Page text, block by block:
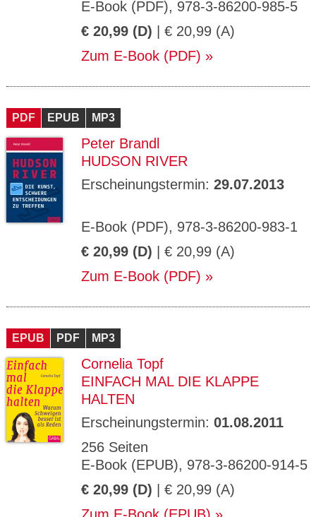
E-Book (PDF), 978-3-86200-985-5
€ 20,99 (D) | € 20,99 (A)
Zum E-Book (PDF)
PDF EPUB MP3
Peter Brandl
HUDSON RIVER
Erscheinungstermin: 29.07.2013
E-Book (PDF), 978-3-86200-983-1
€ 20,99 (D) | € 20,99 (A)
Zum E-Book (PDF)
EPUB PDF MP3
Cornelia Topf
EINFACH MAL DIE KLAPPE
HALTEN
Erscheinungstermin: 01.08.2011
256 Seiten
E-Book (EPUB), 978-3-86200-914-5
€ 20,99 (D) | € 20,99 (A)